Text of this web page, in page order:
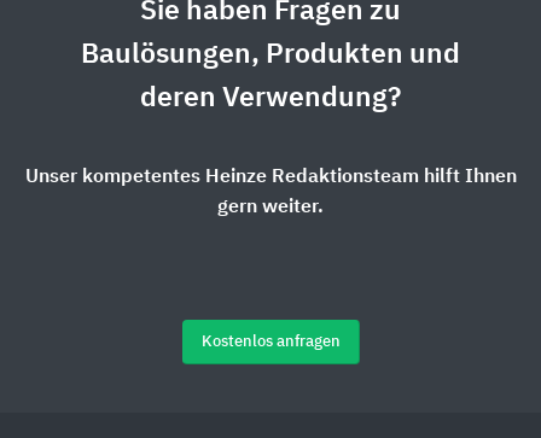
Sie haben Fragen zu
Baulösungen, Produkten und
deren Verwendung?
Unser kompetentes Heinze Redaktionsteam hilft Ihnen
gern weiter.
Kostenlos anfragen